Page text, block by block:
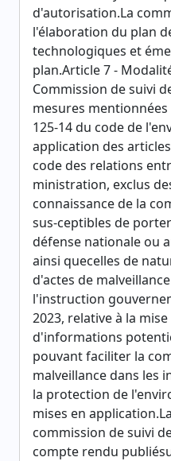
d'autorisation.La
l'élaboration du plan
technologiques et
plan.Article 7 -
Commission de suivi
mesures mentionnées
125-14 du code de
application des articles
code des relations
ministration, exclus
connaissance de la
sus-ceptibles de
défense nationale ou
ainsi quecelles de
d'actes de
l'instruction
2023, relative à la
d'informations
pouvant faciliter la
malveillance dans les
la protection de
mises en
commission de suivi
compte rendu